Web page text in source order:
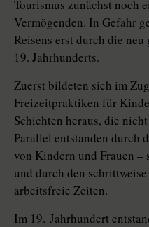
Tourismus zunächst noch
Vermögenden. In Gefahr
Reisens erst durch die
19. Jahrhunderts.
Zuerst bildeten sich im
Freizeit­praktiken für
Schichten heraus, die
Parallel entstanden durch
von Kindern und Frauen –
und durch den
arbeitsfreie Zeiten.
Im 19. Jahrhundert